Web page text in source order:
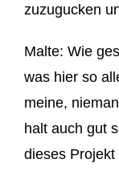
zuzugucken
Malte: Wie
was hier so all
meine,
halt auch gut
dieses